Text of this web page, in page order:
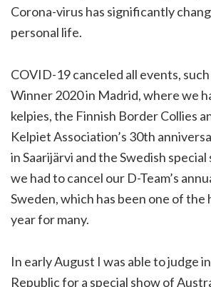
Corona-virus has significantly
personal life.
COVID-19 canceled all events,
Winner 2020 in Madrid, where we
kelpies, the Finnish Border Collies
Kelpiet Association’s 30th
in Saarijärvi and the Swedish
we had to cancel our D-Team’s
Sweden, which has been one of
year for many.
In early August I was able to judge
Republic for a special show of